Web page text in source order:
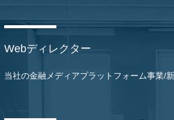
Webディレクター
当社の金融メディアプラットフォーム事業/